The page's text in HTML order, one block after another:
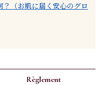
？（お肌に届く安心のグロ
Règlement